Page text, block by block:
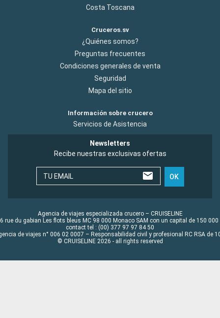
Costa Toscana
Cruceros.sv
¿Quiénes somos?
Preguntas frecuentes
Condiciones generales de venta
Seguridad
Mapa del sitio
Información sobre crucero
Servicios de Asistencia
Newsletters
Recibe nuestras exclusivas ofertas
TU EMAIL OK
Agencia de viajes especializada crucero – CRUISELINE
rue du gabian Les flots bleus MC 98 000 Monaco SAM con un capital de 150 000
contact tel : (00) 377 97 97 84 50
de viajes n° 006 02 0007 – Responsabilidad civil y profesional RC RSA de
© CRUISELINE 2026 - all rights reserved